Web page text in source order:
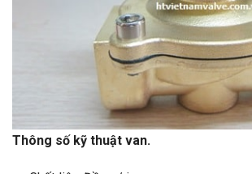
Thông số kỹ thuật van.